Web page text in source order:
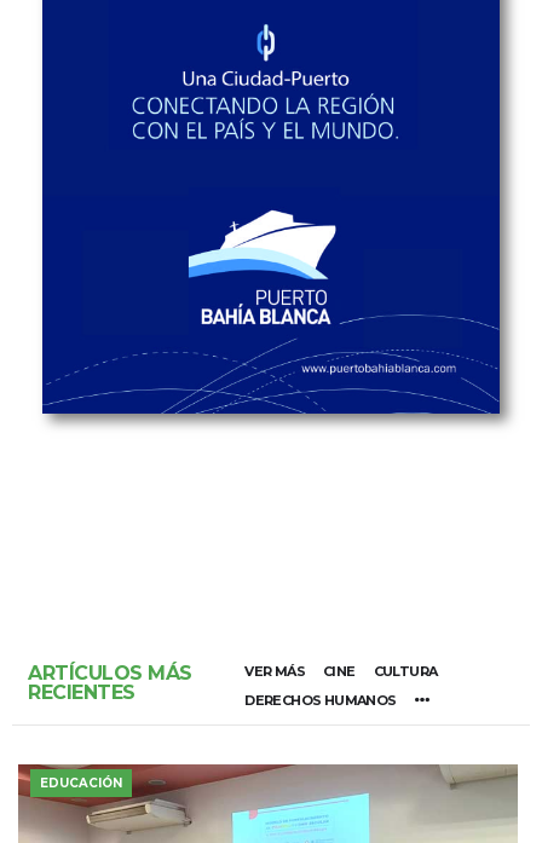
ARTÍCULOS MÁS
RECIENTES
VER MÁS CINE
CULTURA
DERECHOS HUMANOS
EDUCACIÓN